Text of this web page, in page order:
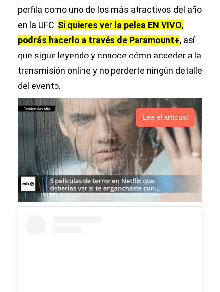
perfila como uno de los más atractivos del año
en la UFC. Si quieres ver la pelea EN VIVO,
podrás hacerlo a través de Paramount+, así
que sigue leyendo y conoce cómo acceder a la
transmisión online y no perderte ningún detalle
del evento.
Lea el artículo